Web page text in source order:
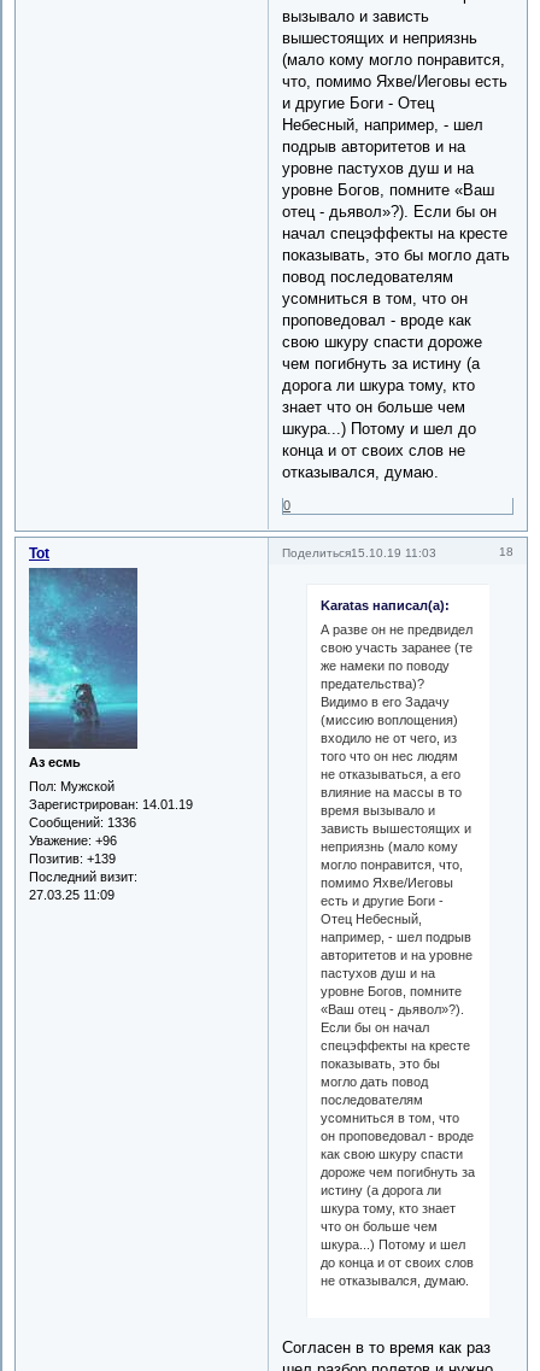
вызывало и зависть
вышестоящих и неприязнь
(мало кому могло понравится,
что, помимо Яхве/Иеговы есть
и другие Боги - Отец
Небесный, например, - шел
подрыв авторитетов и на
уровне пастухов душ и на
уровне Богов, помните «Ваш
отец - дьявол»?). Если бы он
начал спецэффекты на кресте
показывать, это бы могло дать
повод последователям
усомниться в том, что он
проповедовал - вроде как
свою шкуру спасти дороже
чем погибнуть за истину (а
дорога ли шкура тому, кто
знает что он больше чем
шкура...) Потому и шел до
конца и от своих слов не
отказывался, думаю.
0
Поделиться 18
15.10.19 11:03
Tot
Аз есмь
Пол: Мужской
Зарегистрирован: 14.01.19
Сообщений: 1336
Уважение: +96
Позитив: +139
Последний визит:
27.03.25 11:09
Karatas написал(а):
А разве он не предвидел
свою участь заранее (те
же намеки по поводу
предательства)?
Видимо в его Задачу
(миссию воплощения)
входило не от чего, из
того что он нес людям
не отказываться, а его
влияние на массы в то
время вызывало и
зависть вышестоящих и
неприязнь (мало кому
могло понравится, что,
помимо Яхве/Иеговы
есть и другие Боги -
Отец Небесный,
например, - шел подрыв
авторитетов и на уровне
пастухов душ и на
уровне Богов, помните
«Ваш отец - дьявол»?).
Если бы он начал
спецэффекты на кресте
показывать, это бы
могло дать повод
последователям
усомниться в том, что
он проповедовал - вроде
как свою шкуру спасти
дороже чем погибнуть за
истину (а дорога ли
шкура тому, кто знает
что он больше чем
шкура...) Потому и шел
до конца и от своих слов
не отказывался, думаю.
Согласен в то время как раз